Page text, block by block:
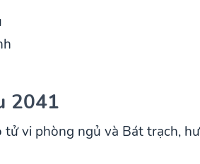
2041
vi phòng ngủ và Bát trạch,